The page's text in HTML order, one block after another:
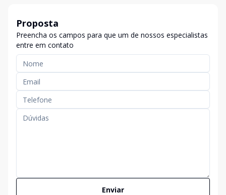
Proposta
Preencha os campos para que um de nossos especialistas
entre em contato
Enviar